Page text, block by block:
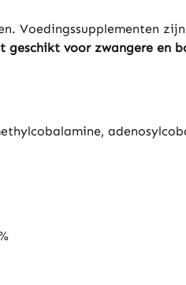
Voedingssupplementen
geschikt voor zwangere en